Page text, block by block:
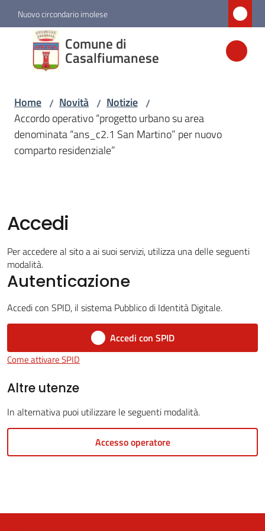
Vai al contenuto
Vai alla navigazione
Vai al footer
Nuovo circondario imolese
Comune di
Casalfiumanese
Comune di
Casalfiumanese
Amministrazione
Novità
Menu selezionato
Vivere
Casalfiumanese
5x1000
Servizi
line
Tutti
argomenti
Home / Novità / Notizie /
Accordo operativo “progetto urbano su area
denominata “ans_c2.1 San Martino” per nuovo
comparto residenziale”
Accedi
Per accedere al sito a ai suoi servizi, utilizza una delle seguenti
modalità.
Autenticazione
Accedi con SPID, il sistema Pubblico di Identità Digitale.
Accedi con SPID
Come attivare SPID
Altre utenze
In alternativa puoi utilizzare le seguenti modalità.
Accesso operatore